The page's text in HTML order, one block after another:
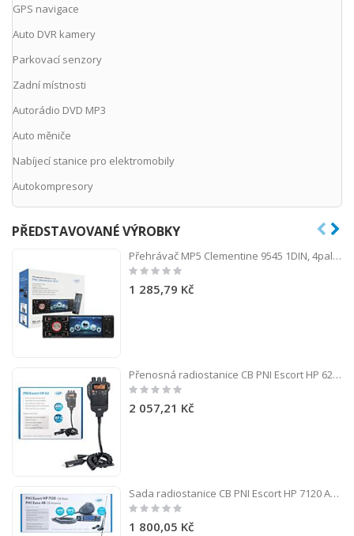
GPS navigace
Auto DVR kamery
Parkovací senzory
Zadní místnosti
Autorádio DVD MP3
Auto měniče
Nabíjecí stanice pro elektromobily
Autokompresory
PŘEDSTAVOVANÉ VÝROBKY
Přehrávač MP5 Clementine 9545 1DIN, 4palcový displej, 50 Wx4, Bluetooth, FM rádio, SD a USB, 2 RCA video IN / OUT
Rating:
1 285,79 Kč
Přenosná radiostanice CB PNI Escort HP 62, multi standardní, 4W, 12V, AM-FM, 5-stupňová nastavitelná ASQ, 9-úrovňová RF zesílení, duální sledování, skenování, zámek
Rating:
0%
2 057,21 Kč
Sada radiostanice CB PNI Escort HP 7120 ASQ, RF Gain, 4W, 12V a anténa CB PNI Extra 48 s přiloženým magnetem, 45cm, SWR 1.0 AM/FM přepínané pouze v pásmu EU
Rating:
0%
1 800,05 Kč